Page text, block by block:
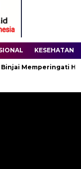
KESEHATAN
Hari